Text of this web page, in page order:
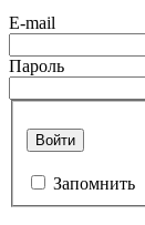
E-mail
Пароль
Войти
Запомнить